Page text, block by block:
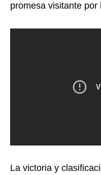
promesa visitante por
La victoria y